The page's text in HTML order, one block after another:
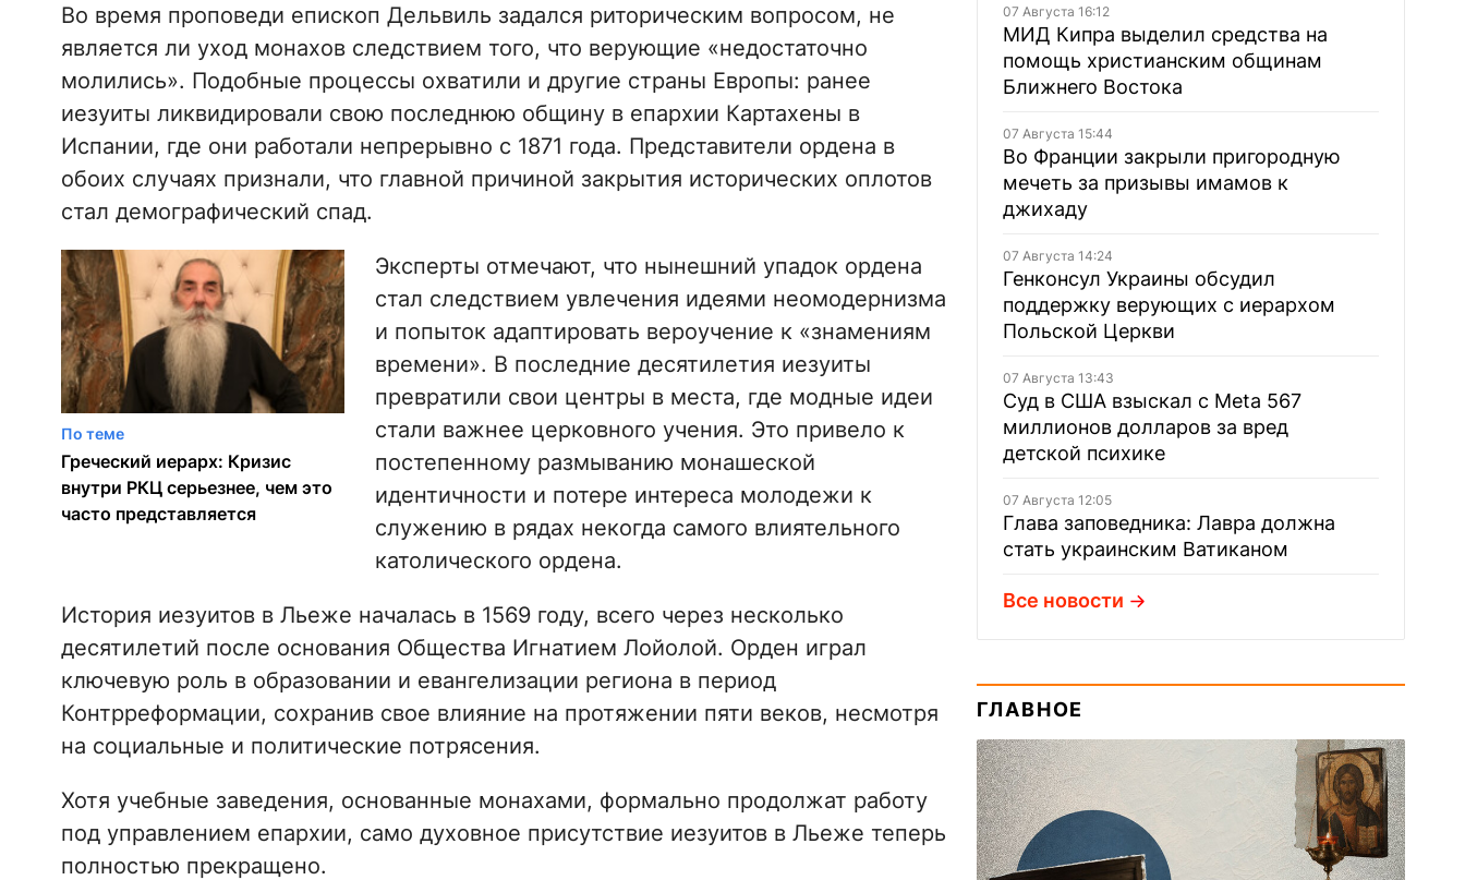
Во время проповеди епископ Дельвиль задался риторическим вопросом, не
является ли уход монахов следствием того, что верующие «недостаточно
молились». Подобные процессы охватили и другие страны Европы: ранее
иезуиты ликвидировали свою последнюю общину в епархии Картахены в
Испании, где они работали непрерывно с 1871 года. Представители ордена в
обоих случаях признали, что главной причиной закрытия исторических оплотов
стал демографический спад.
По теме
Греческий иерарх: Кризис
внутри РКЦ серьезнее, чем это
часто представляется
Эксперты отмечают, что нынешний упадок ордена
стал следствием увлечения идеями неомодернизма
и попыток адаптировать вероучение к «знамениям
времени». В последние десятилетия иезуиты
превратили свои центры в места, где модные идеи
стали важнее церковного учения. Это привело к
постепенному размыванию монашеской
идентичности и потере интереса молодежи к
служению в рядах некогда самого влиятельного
католического ордена.
История иезуитов в Льеже началась в 1569 году, всего через несколько
десятилетий после основания Общества Игнатием Лойолой. Орден играл
ключевую роль в образовании и евангелизации региона в период
Контрреформации, сохранив свое влияние на протяжении пяти веков, несмотря
на социальные и политические потрясения.
Хотя учебные заведения, основанные монахами, формально продолжат работу
под управлением епархии, само духовное присутствие иезуитов в Льеже теперь
полностью прекращено.
07 Августа 16:12
МИД Кипра выделил средства на
помощь христианским общинам
Ближнего Востока
07 Августа 15:44
Во Франции закрыли пригородную
мечеть за призывы имамов к
джихаду
07 Августа 14:24
Генконсул Украины обсудил
поддержку верующих с иерархом
Польской Церкви
07 Августа 13:43
Суд в США взыскал с Meta 567
миллионов долларов за вред
детской психике
07 Августа 12:05
Глава заповедника: Лавра должна
стать украинским Ватиканом
Все новости
ГЛАВНОЕ